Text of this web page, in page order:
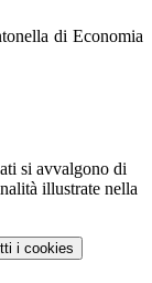
di Economia
si avvalgono di
illustrate nella
i cookies